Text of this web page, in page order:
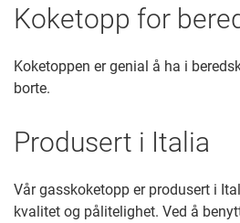
Koketopp for
Koketoppen er genial å ha i
borte.
Produsert i Italia
Vår gasskoketopp er produsert i
kvalitet og pålitelighet. Ved å